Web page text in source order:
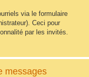
via le formulaire
Ceci pour
par les invités.
messages